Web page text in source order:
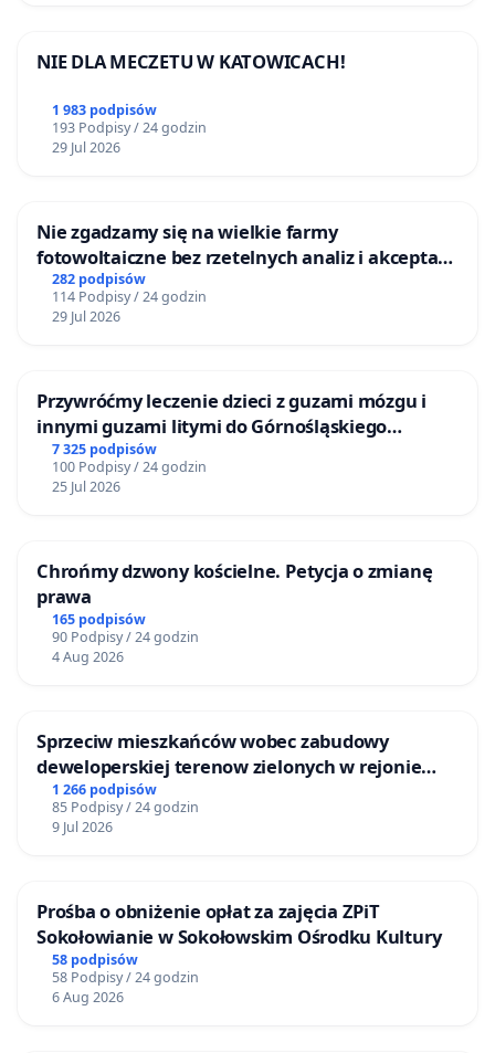
NIE DLA MECZETU W KATOWICACH!
1 983 podpisów
193 Podpisy / 24 godzin
29 Jul 2026
Nie zgadzamy się na wielkie farmy
fotowoltaiczne bez rzetelnych analiz i akceptacji
mieszkańców
282 podpisów
114 Podpisy / 24 godzin
29 Jul 2026
Przywróćmy leczenie dzieci z guzami mózgu i
innymi guzami litymi do Górnośląskiego
Centrum Zdrowia Dziecka w Katowicach
7 325 podpisów
100 Podpisy / 24 godzin
25 Jul 2026
Chrońmy dzwony kościelne. Petycja o zmianę
prawa
165 podpisów
90 Podpisy / 24 godzin
4 Aug 2026
Sprzeciw mieszkańców wobec zabudowy
deweloperskiej terenow zielonych w rejonie
Bulwarów Straceńskich w Bielsku-Białej
1 266 podpisów
85 Podpisy / 24 godzin
9 Jul 2026
Prośba o obniżenie opłat za zajęcia ZPiT
Sokołowianie w Sokołowskim Ośrodku Kultury
58 podpisów
58 Podpisy / 24 godzin
6 Aug 2026